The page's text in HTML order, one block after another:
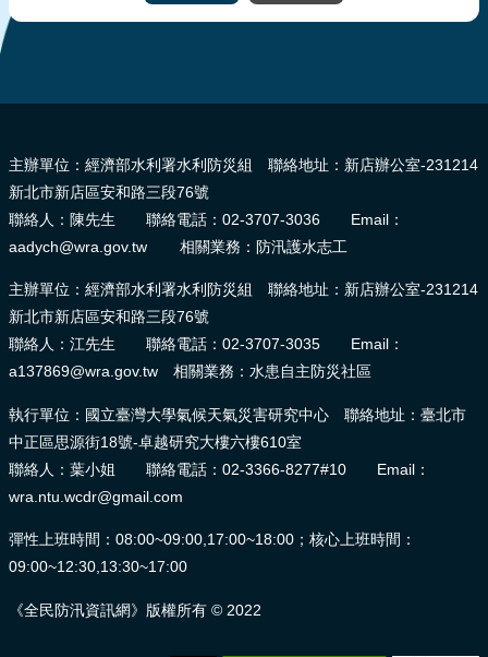
主辦單位：經濟部水利署水利防災組 聯絡地址：新店辦公室-231214
新北市新店區安和路三段76號
聯絡人：陳先生 聯絡電話：02-3707-3036 Email：
aadych@wra.gov.tw 相關業務：防汛護水志工
主辦單位：經濟部水利署水利防災組 聯絡地址：新店辦公室-231214
新北市新店區安和路三段76號
聯絡人：江先生 聯絡電話：02-3707-3035 Email：
a137869@wra.gov.tw 相關業務：水患自主防災社區
執行單位：國立臺灣大學氣候天氣災害研究中心 聯絡地址：臺北市
中正區思源街18號-卓越研究大樓六樓610室
聯絡人：葉小姐 聯絡電話：02-3366-8277#10 Email：
wra.ntu.wcdr@gmail.com
彈性上班時間：08:00~09:00,17:00~18:00；核心上班時間：
09:00~12:30,13:30~17:00
《全民防汛資訊網》版權所有 © 2022